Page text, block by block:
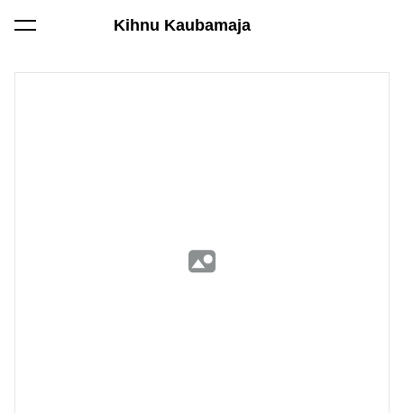
Kihnu Kaubamaja
lisati ostukorvi. Vaata ostukorvi